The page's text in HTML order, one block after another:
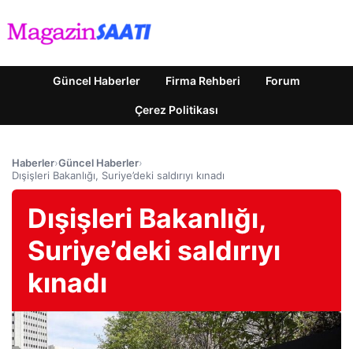
Güncel Haberler Firma Rehberi Forum
Çerez Politikası
Haberler›Güncel Haberler›
Dışişleri Bakanlığı, Suriye’deki saldırıyı kınadı
Dışişleri Bakanlığı,
Suriye’deki saldırıyı
kınadı